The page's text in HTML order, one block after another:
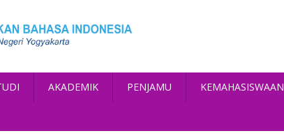
AKADEMIK PENJAMU KEMAHASISWAAN